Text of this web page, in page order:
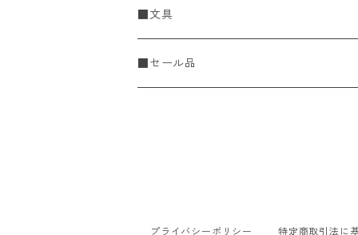
Fall & Winter
刺し子糸
刺し子ふきん・刺し子布
KIT
ニットツール
豆皿・小皿
中皿
調理道具
かや織ふきん
収納雑貨
小物・置物・民芸品
■文具
■セール品
プライバシーポリシー 特定商取引法に